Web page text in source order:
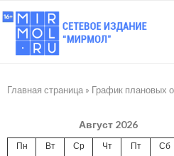
Главная страница » График плановых
Август 2026
Пн Вт Ср Чт Пт Сб